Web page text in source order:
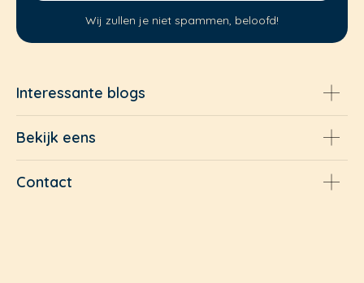
Wij zullen je niet spammen, beloofd!
Interessante blogs
Bekijk eens
Contact